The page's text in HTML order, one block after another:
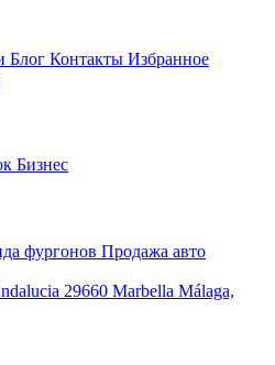
Блог Контакты Избранное
Бизнес
фургонов Продажа авто
29660 Marbella Málaga,